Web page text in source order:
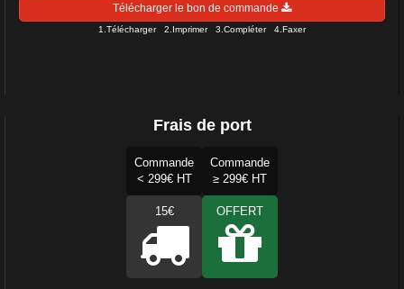
Télécharger le bon de commande
1.Télécharger 2.Imprimer 3.Compléter 4.Faxer
Frais de port
Commande
< 299€ HT
Commande
≥ 299€ HT
15€ OFFERT